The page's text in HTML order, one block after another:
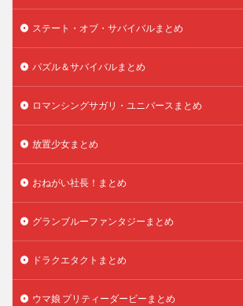
ステート・オブ・サバイバルまとめ
パズル＆サバイバルまとめ
ロマンシングサガリ・ユニバースまとめ
放置少女まとめ
おねがい社長！まとめ
グランブルーファンタジーまとめ
ドラクエタクトまとめ
ウマ娘 プリティーダービーまとめ